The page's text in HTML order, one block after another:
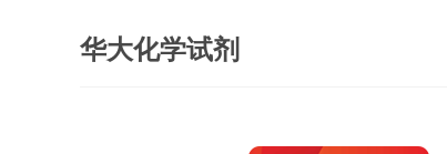
华大化学试剂